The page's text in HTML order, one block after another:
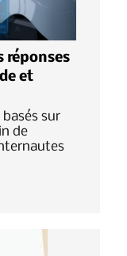
réponses
et
sur
de